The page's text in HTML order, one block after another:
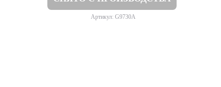
Артикул: G9730A